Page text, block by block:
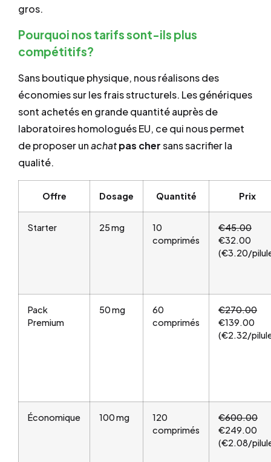
gros.
Pourquoi nos tarifs sont-ils plus
compétitifs?
Sans boutique physique, nous réalisons des
économies sur les frais structurels. Les génériques
sont achetés en grande quantité auprès de
laboratoires homologués EU, ce qui nous permet
de proposer unachatpas chersans sacrifier la
qualité.
Offre Dosage Quantité Prix
Starter 25 mg
10
comprimés
€45.00
€32.00
(€3.20/
Pack
Premium
50 mg
60
comprimés
€270.00
€139.00
(€2.32/
Économique 100 mg
120
comprimés
€600.00
€249.00
(€2.08/